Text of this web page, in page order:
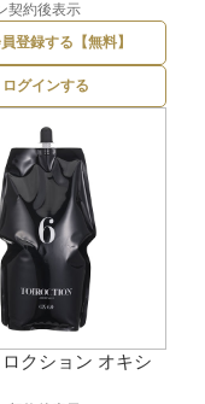
契約後表示
登録する【無料】
ログインする
クション オキシ